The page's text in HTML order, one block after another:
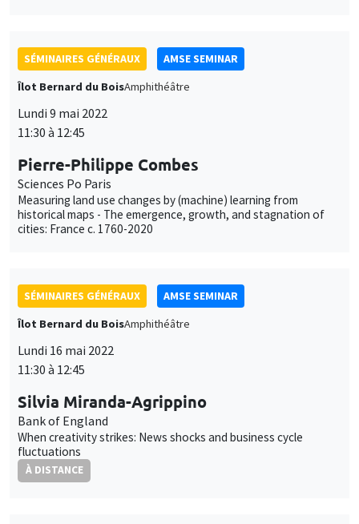
SÉMINAIRES GÉNÉRAUX
AMSE SEMINAR
Îlot Bernard du BoisAmphithéâtre
Lundi 9 mai 2022
11:30 à 12:45
Pierre-Philippe Combes
Sciences Po Paris
Measuring land use changes by (machine) learning from
historical maps - The emergence, growth, and stagnation of
cities: France c. 1760-2020
SÉMINAIRES GÉNÉRAUX
AMSE SEMINAR
Îlot Bernard du BoisAmphithéâtre
Lundi 16 mai 2022
11:30 à 12:45
Silvia Miranda-Agrippino
Bank of England
When creativity strikes: News shocks and business cycle
fluctuations
À DISTANCE